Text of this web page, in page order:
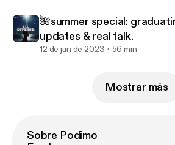
🌺summer special:
updates & real talk.
12 de jun de 2023 56 min
Mostrar más
Sobre Podimo